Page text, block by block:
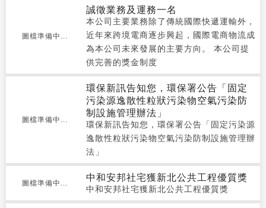
圖檔準備中...
誠徵業務及運務一名
本公司主要業務除了傳統國際快遞運輸外，
近年來跨境電商逐步興起，國際電商物流成
為本公司未來發展的主要方向。 本公司提
供完善的獎金制度
圖檔準備中...
環保新訊告知您，環保署公告「固定
污染源逸散性粒狀污染物空氣污染防
制設施管理辦法」
環保新訊告知您，環保署公告「固定污染源
逸散性粒狀污染物空氣污染防制設施管理辦
法」
圖檔準備中...
中和安邦社宅獲新北公共工程優質獎
中和安邦社宅獲新北公共工程優質獎